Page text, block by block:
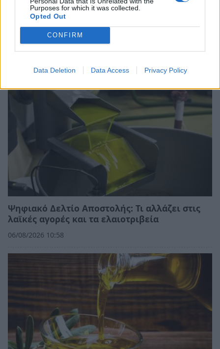
Purposes for which it was collected.
Opted Out
CONFIRM
Data Deletion Data Access Privacy Policy
Σχετικά Άρθρα
Ψηφιακό Δελτίο Αποστολής: Τι αλλάζει στις
λαϊκές αγορές και τα ελαιοτριβεία
06/08/2026 10:58